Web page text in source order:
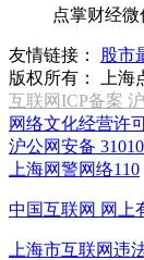
点掌财经
友情链接： 股市
版权所有：
上
互联网ICP备案
网络文化经营许
沪公网安备
上海网警网络110
中国互联网 网上
上海市互联网违